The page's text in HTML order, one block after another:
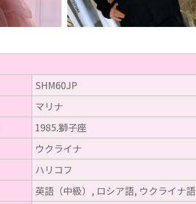
SHM60JP
マリナ
1985.獅子座
ウクライナ
ハリコフ
英語（中級）, ロシア語, ウクライナ語